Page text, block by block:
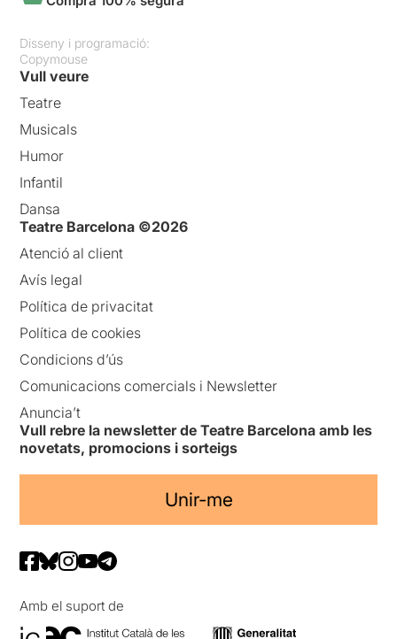
Disseny i programació:
Copymouse
Vull veure
Teatre
Musicals
Humor
Infantil
Dansa
Teatre Barcelona ©2026
Atenció al client
Avís legal
Política de privacitat
Política de cookies
Condicions d’ús
Comunicacions comercials i Newsletter
Anuncia’t
Vull rebre la newsletter de Teatre Barcelona amb les
novetats, promocions i sorteigs
Unir-me
Amb el suport de